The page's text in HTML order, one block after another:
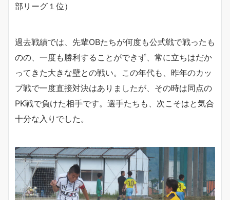
部リーグ１位）
過去戦績では、先輩OBたちが何度も公式戦で戦ったも
のの、一度も勝利することができず、常に立ちはだか
ってきた大きな壁との戦い。この年代も、昨年のカッ
プ戦で一度直接対決はありましたが、その時は同点の
PK戦で負けた相手です。選手たちも、次こそはと気合
十分な入りでした。